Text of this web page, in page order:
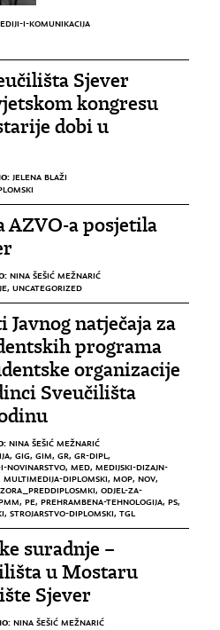
I-KOMUNIKACIJA
Sjever
kongresu
dobi u
JELENA BLAŽI
AZVO-a posjetila
NINA ŠEŠIĆ MEŽNARIĆ
, UNCATEGORIZED
natječaja za
programa
organizacije
Sveučilišta
NINA ŠEŠIĆ MEŽNARIĆ
, GIG, GIM, GR, GR-DIPL,
NOVINARSTVO, MED, MEDIJSKI-DIZAJN-
MULTIMEDIJA-DIPLOMSKI, MOP, NOV,
ZORA_PREDDIPLOSMKI, ODJEL-ZA-
, PE, PREHRAMBENA-TEHNOLOGIJA, PS,
, STROJARSTVO-DIPLOMSKI, TGL
suradnje –
u Mostaru
Sjever
NINA ŠEŠIĆ MEŽNARIĆ